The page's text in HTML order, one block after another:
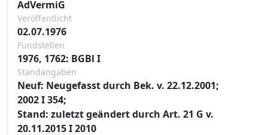
AdVermiG
Veröffentlicht
02.07.1976
Fundstellen
1976, 1762: BGBl I
Standangaben
Neuf: Neugefasst durch Bek. v. 22.12.2001;
2002 I 354;
Stand: zuletzt geändert durch Art. 21 G v.
20.11.2015 I 2010